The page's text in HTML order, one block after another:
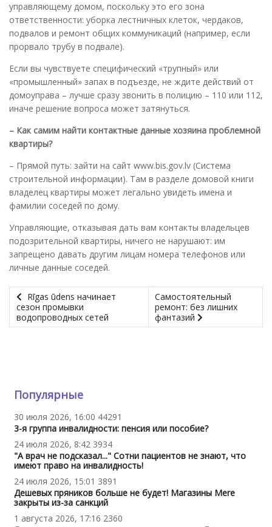
управляющему домом, поскольку это его зона
ответственности: уборка лестничных клеток, чердаков,
подвалов и ремонт общих коммуникаций (например, если
прорвало трубу в подвале).
Если вы чувствуете специфический «трупный» или
«промышленный» запах в подъезде, не ждите действий от
домоуправа – лучше сразу звонить в полицию – 110 или 112,
иначе решение вопроса может затянуться.
– Как самим найти контактные данные хозяина проблемной
квартиры?
– Прямой путь: зайти на сайт www.bis.gov.lv (Система
строительной информации). Там в разделе домовой книги
владелец квартиры может легально увидеть имена и
фамилии соседей по дому.
Управляющие, отказывая дать вам контакты владельцев
подозрительной квартиры, ничего не нарушают: им
запрещено давать другим лицам номера телефонов или
личные данные соседей.
Rīgas ūdens начинает
сезон промывки
водопроводных сетей
Самостоятельный
ремонт: без лишних
фантазий
Популярные
30 июля 2026, 16:00 44291
3-я группа инвалидности: пенсия или пособие?
24 июля 2026, 8:42 3934
"А врач не подсказал..." Сотни пациентов не знают, что
имеют право на инвалидность!
24 июля 2026, 15:01 3891
Дешевых пряников больше не будет! Магазины Mere
закрыты из-за санкций
1 августа 2026, 17:16 2360